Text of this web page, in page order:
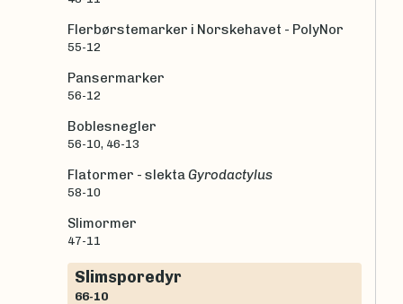
Flerbørstemarker i Norskehavet - PolyNor
55-12
Pansermarker
56-12
Boblesnegler
56-10, 46-13
Flatormer - slektaGyrodactylus
58-10
Slimormer
47-11
Slimsporedyr
66-10